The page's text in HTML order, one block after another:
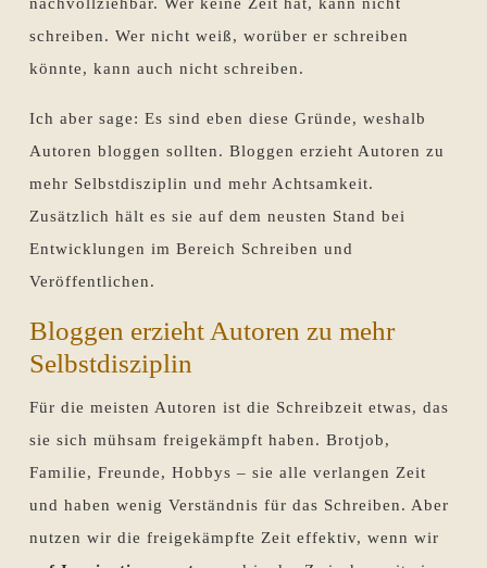
schreiben. Wer nicht weiß, worüber er schreiben
könnte, kann auch nicht schreiben.
Ich aber sage: Es sind eben diese Gründe, weshalb
Autoren bloggen sollten. Bloggen erzieht Autoren zu
mehr Selbstdisziplin und mehr Achtsamkeit.
Zusätzlich hält es sie auf dem neusten Stand bei
Entwicklungen im Bereich Schreiben und
Veröffentlichen.
Bloggen erzieht Autoren zu mehr
Selbstdisziplin
Für die meisten Autoren ist die Schreibzeit etwas, das
sie sich mühsam freigekämpft haben. Brotjob,
Familie, Freunde, Hobbys – sie alle verlangen Zeit
und haben wenig Verständnis für das Schreiben. Aber
nutzen wir die freigekämpfte Zeit effektiv, wenn wir